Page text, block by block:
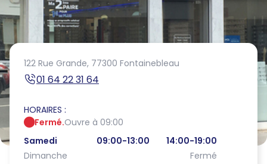
122 Rue Grande, 77300 Fontainebleau
01 64 22 31 64
HORAIRES :
Fermé.Ouvre à 09:00
Samedi
09:00-13:00
14:00-19:00
Dimanche
Fermé